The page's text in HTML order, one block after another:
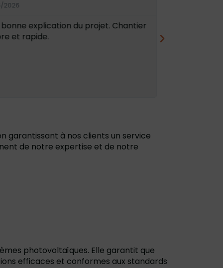
2026
explication du projet. Chantier
et rapide.
réussite.Le
garantissant à nos clients un service
de notre expertise et de notre
photovoltaïques. Elle garantit que
efficaces et conformes aux standards